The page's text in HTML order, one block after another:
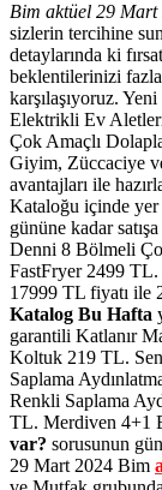
Bim aktüel 29 Mart
sizlerin tercihine
detaylarında ki
beklentilerinizi
karşılaşıyoruz.
Elektrikli Ev
Çok Amaçlı
Giyim, Züccaciye
avantajları ile
Kataloğu içinde yer
gününe kadar
Denni 8 Bölmeli
FastFryer 2499
17999 TL fiyatı ile
Katalog Bu Hafta
garantili Katlanır
Koltuk 219 TL.
Saplama
Renkli Saplama
TL. Merdiven 4+1
var? sorusunun
29 Mart 2024 Bim